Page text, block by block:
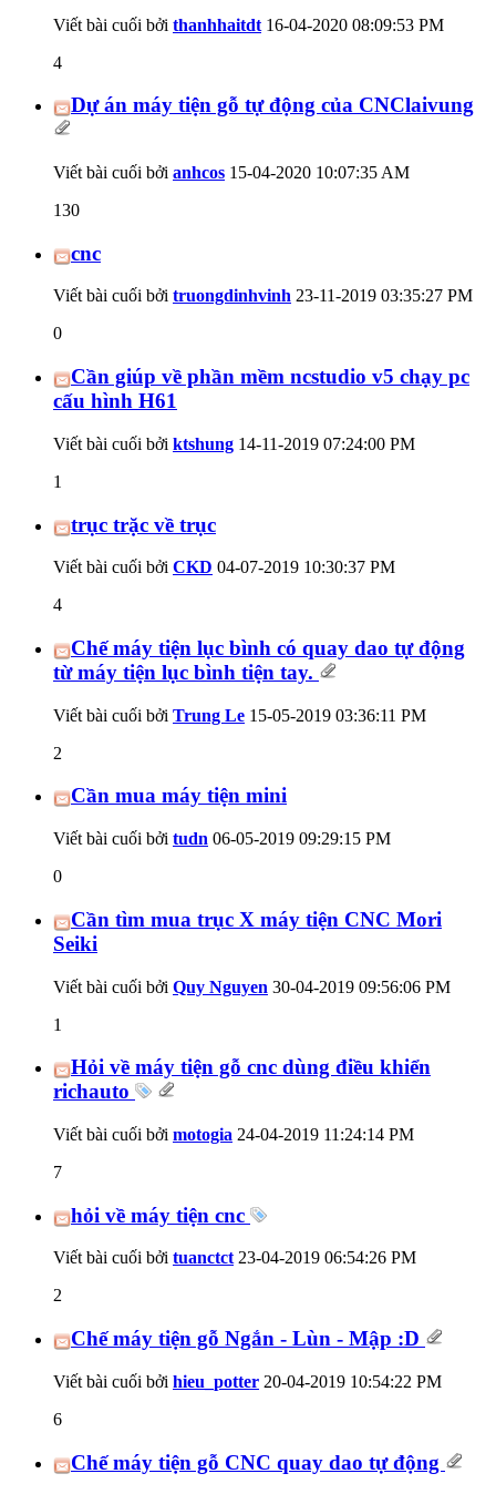
Viết bài cuối bởi thanhhaitdt 16-04-2020 08:09:53 PM
4
Dự án máy tiện gỗ tự động của CNClaivung
Viết bài cuối bởi anhcos 15-04-2020 10:07:35 AM
130
cnc
Viết bài cuối bởi truongdinhvinh 23-11-2019 03:35:27 PM
0
Cần giúp về phần mềm ncstudio v5 chạy pc
cấu hình H61
Viết bài cuối bởi ktshung 14-11-2019 07:24:00 PM
1
trục trặc về trục
Viết bài cuối bởi CKD 04-07-2019 10:30:37 PM
4
Chế máy tiện lục bình có quay dao tự động
từ máy tiện lục bình tiện tay.
Viết bài cuối bởi Trung Le 15-05-2019 03:36:11 PM
2
Cần mua máy tiện mini
Viết bài cuối bởi tudn 06-05-2019 09:29:15 PM
0
Cần tìm mua trục X máy tiện CNC Mori
Seiki
Viết bài cuối bởi Quy Nguyen 30-04-2019 09:56:06 PM
1
Hỏi về máy tiện gỗ cnc dùng điều khiển
richauto
Viết bài cuối bởi motogia 24-04-2019 11:24:14 PM
7
hỏi về máy tiện cnc
Viết bài cuối bởi tuanctct23-04-2019 06:54:26 PM
2
Chế máy tiện gỗ Ngắn - Lùn - Mập :D
Viết bài cuối bởi hieu_potter 20-04-2019 10:54:22 PM
6
Chế máy tiện gỗ CNC quay dao tự động